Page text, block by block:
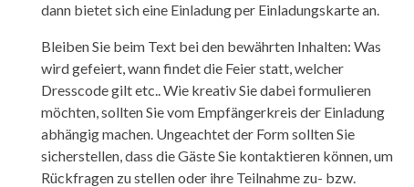
dann bietet sich eine Einladung per Einladungskarte an.
Bleiben Sie beim Text bei den bewährten Inhalten: Was
wird gefeiert, wann findet die Feier statt, welcher
Dresscode gilt etc.. Wie kreativ Sie dabei formulieren
möchten, sollten Sie vom Empfängerkreis der Einladung
abhängig machen. Ungeachtet der Form sollten Sie
sicherstellen, dass die Gäste Sie kontaktieren können, um
Rückfragen zu stellen oder ihre Teilnahme zu- bzw.